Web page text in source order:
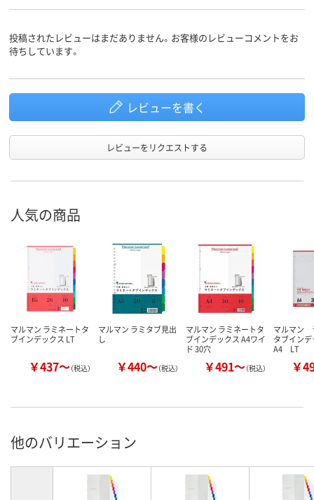
投稿されたレビューはまだありません。お客様のレビューコメントをお
待ちしています。
レビューを書く
レビューをリクエストする
人気の商品
マルマン ラミネートタ
ブインデックス LT
￥437～（税込）
マルマン ラミタブ見出
し
￥440～（税込）
マルマン ラミネートタ
ブインデックス A4ワイ
ド 30穴
￥491～（税込）
マルマン
タブイン
A4 LT
￥
他のバリエーション